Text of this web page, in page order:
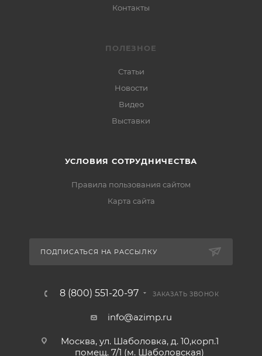
Контакты
ПОЛЕЗНОЕ
Статьи
Новости
Видео
Выставки
УСЛОВИЯ СОТРУДНИЧЕСТВА
Правила пользования сайтом
Карта сайта
ПОДПИСАТЬСЯ НА РАССЫЛКУ
8 (800) 551-20-97 ЗАКАЗАТЬ ЗВОНОК
info@azimp.ru
Москва, ул. Шаболовка, д. 10,корп.1
помещ. 7/1 (м. Шаболовская)